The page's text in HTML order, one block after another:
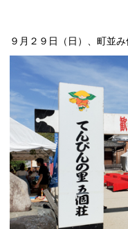
９月２９日（日）、町並